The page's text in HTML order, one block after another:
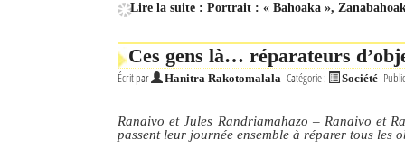
Lire la suite : Portrait : « Bahoaka »,
Ces gens là… réparateurs
Écrit par Hanitra Rakotomalala Catégorie : Société
Ranaivo et Jules Randriamahazo – Ranaivo et
passent leur journée ensemble à réparer tous les